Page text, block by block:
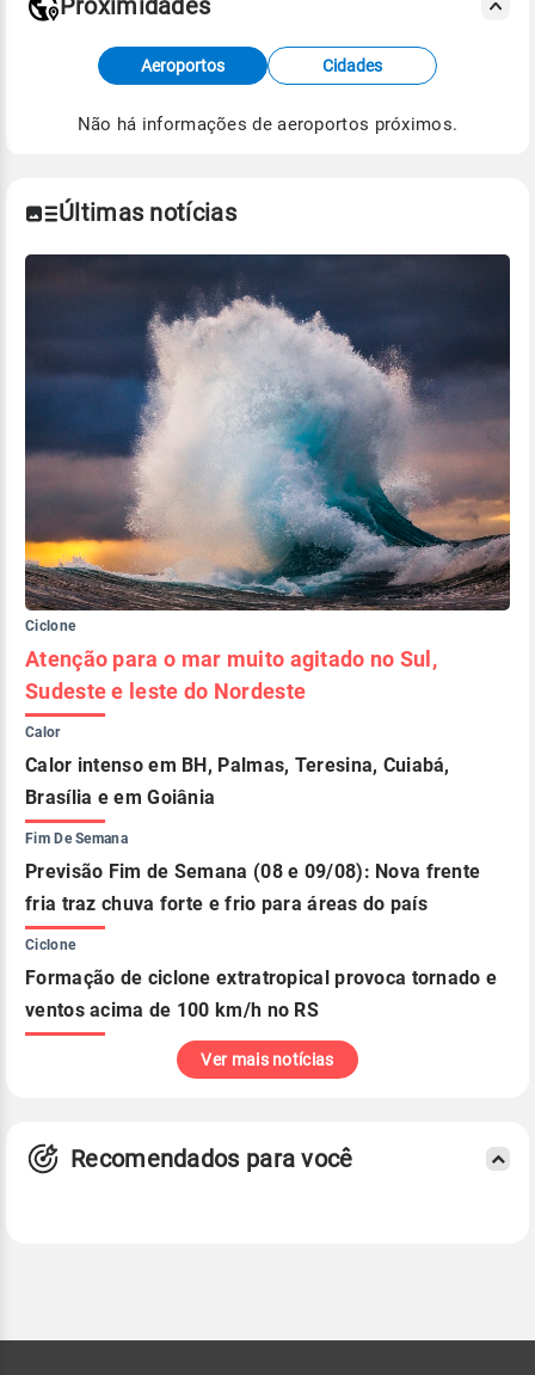
Fonte: dados combinados de estações
meteorológicas e satélite do Centro de Previsão
de Tempo e Estudos Climáticos (CPTEC).
Proximidades
Aeroportos Cidades
Não há informações de aeroportos próximos.
Últimas notícias
Ciclone
Atenção para o mar muito agitado no Sul,
Sudeste e leste do Nordeste
Calor
Calor intenso em BH, Palmas, Teresina, Cuiabá,
Brasília e em Goiânia
Fim De Semana
Previsão Fim de Semana (08 e 09/08): Nova frente
fria traz chuva forte e frio para áreas do país
Ciclone
Formação de ciclone extratropical provoca tornado e
ventos acima de 100 km/h no RS
Ver mais notícias
Recomendados para você